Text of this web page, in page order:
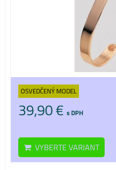
OSVEDČENÝ MODEL
39,90 € s DPH
VYBERTE VARIANT